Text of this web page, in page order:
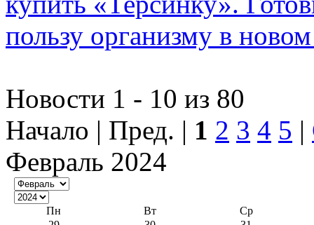
пользу организму в
Новости 1 - 10 из 80
Начало | Пред. | 1 2 3 4 5 |
Февраль 2024
Пн Вт
Ср